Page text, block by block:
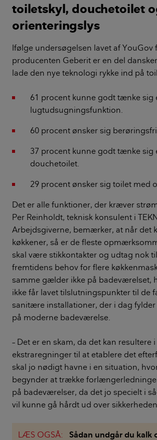
toiletskyl, douchetoilet
orienteringslys
Ifølge undersøgelsen lavet af YouGov
producenten Geberit er en del
lade den nye teknologi rykke ind på
61 procent kunne godt tænke sig
lugtudsugningsfunktion.
60 procent ønsker sig
37 procent kunne godt tænke sig
douchetoilet.
29 procent ønsker sig toilet med
Det er alle funktioner, der kræver
Per Reinholdt, teknisk konsulent i
Arbejdsgiverne, bemærker, at når det
køkkener, så er de fleste
skal være stikkontakter og udtag nok
fremtidens behov for flere
samme gælder ikke på badeværelset,
ikke får lavet tilslutningspunkter til de
sanitære installationer, der i dag
på moderne badeværelse.
– Det er en skam, da det kan resultere i
ekstraregninger til at etablere det
skal jo nødigt havne i en situation,
begynder at trække
på badeværelser, da det jo specielt i
vil kunne gå hårdt ud over
LÆS OGSÅ:
Sådan undgår du kalk